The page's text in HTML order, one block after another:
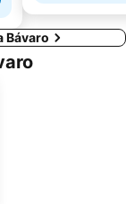
Bávaro